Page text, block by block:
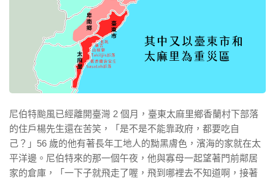
尼伯特颱風已經離開臺灣 2 個月，臺東太麻里鄉香蘭村下部落
的住戶楊先生還在苦笑，「是不是不能靠政府，都要吃自
己？」56 歲的他有著長年工地人的黝黑膚色，濱海的家就在太
平洋邊。尼伯特來的那一個午夜，他與寡母一起望著門前鄰居
家的倉庫，「一下子就飛走了喔，飛到哪裡去不知道啊，接著